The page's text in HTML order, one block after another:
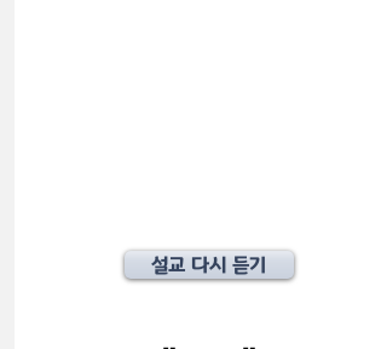
설교 다시 듣기